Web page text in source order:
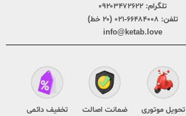
تلگرام: ۰۹۲۰۳۴۷۲۶۲۲
تلفن: ۶۶۴۸۴۰۰۸-۰۲۱ (۲۰ خط)
info@ketab.love
تحویل موتوری ضمانت اصالت تخفیف دائمی